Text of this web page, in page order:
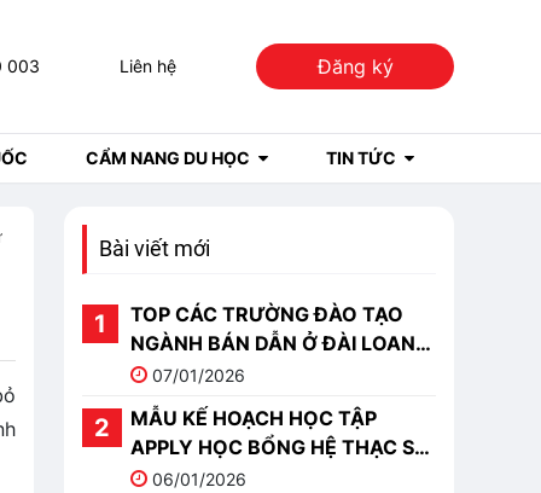
003 Liên hệ Đăng ký
CẨM NANG DU HỌC TIN TỨC
Bài viết mới
TOP CÁC TRƯỜNG ĐÀO TẠO
NGÀNH BÁN DẪN Ở ĐÀI LOAN
TỐT NHẤT 2026
07/01/2026
MẪU KẾ HOẠCH HỌC TẬP
APPLY HỌC BỔNG HỆ THẠC SĨ
DU HỌC TRUNG QUỐC
06/01/2026